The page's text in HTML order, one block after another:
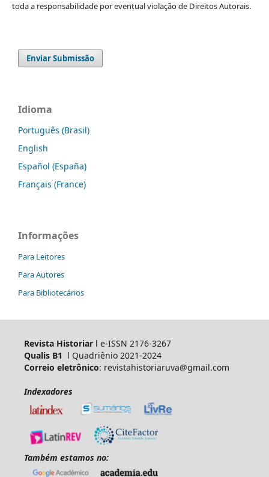
toda a responsabilidade por eventual violação de Direitos Autorais.
Enviar Submissão
Idioma
Português (Brasil)
English
Español (España)
Français (France)
Informações
Para Leitores
Para Autores
Para Bibliotecários
Revista Historiar l e-ISSN 2176-3267
Qualis B1 l Quadriênio 2021-2024
Correio eletrônico: revistahistoriaruva@gmail.com
Indexadores
Também estamos no: